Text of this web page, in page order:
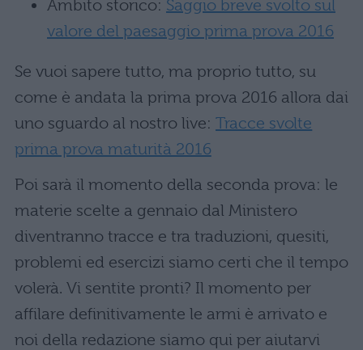
Ambito storico: Saggio breve svolto sul
valore del paesaggio prima prova 2016
Se vuoi sapere tutto, ma proprio tutto, su
come è andata la prima prova 2016 allora dai
uno sguardo al nostro live: Tracce svolte
prima prova maturità 2016
Poi sarà il momento della seconda prova: le
materie scelte a gennaio dal Ministero
diventranno tracce e tra traduzioni, quesiti,
problemi ed esercizi siamo certi che il tempo
volerà. Vi sentite pronti? Il momento per
affilare definitivamente le armi è arrivato e
noi della redazione siamo qui per aiutarvi